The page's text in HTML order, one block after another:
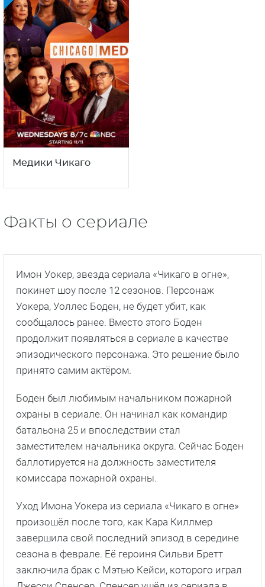
Медики Чикаго
Факты о сериале
Имон Уокер, звезда сериала «Чикаго в огне»,
покинет шоу после 12 сезонов. Персонаж
Уокера, Уоллес Боден, не будет убит, как
сообщалось ранее. Вместо этого Боден
продолжит появляться в сериале в качестве
эпизодического персонажа. Это решение было
принято самим актёром.
Боден был любимым начальником пожарной
охраны в сериале. Он начинал как командир
батальона 25 и впоследствии стал
заместителем начальника округа. Сейчас Боден
баллотируется на должность заместителя
комиссара пожарной охраны.
Уход Имона Уокера из сериала «Чикаго в огне»
произошёл после того, как Кара Киллмер
завершила свой последний эпизод в середине
сезона в феврале. Её героиня Сильви Бретт
заключила брак с Мэтью Кейси, которого играл